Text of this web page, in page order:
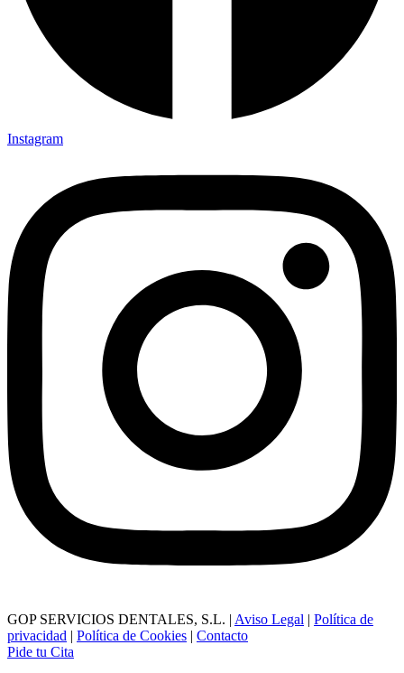
Instagram
GOP SERVICIOS DENTALES, S.L. | Aviso Legal | Política de
privacidad | Política de Cookies | Contacto
Pide tu Cita